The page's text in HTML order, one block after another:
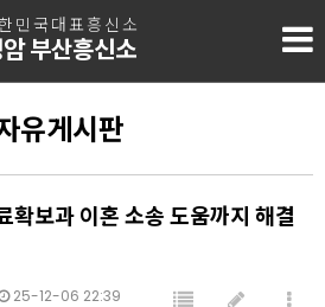
민국대표흥신소
부산흥신소
유게시판
확보과 이혼 소송 도움까지 해결
25-12-06 22:39